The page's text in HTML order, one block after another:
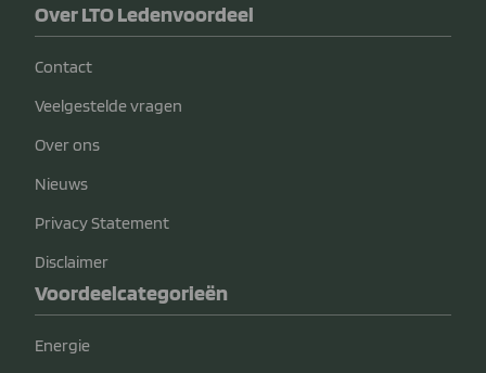
Over LTO Ledenvoordeel
Contact
Veelgestelde vragen
Over ons
Nieuws
Privacy Statement
Disclaimer
Voordeelcategorieën
Energie